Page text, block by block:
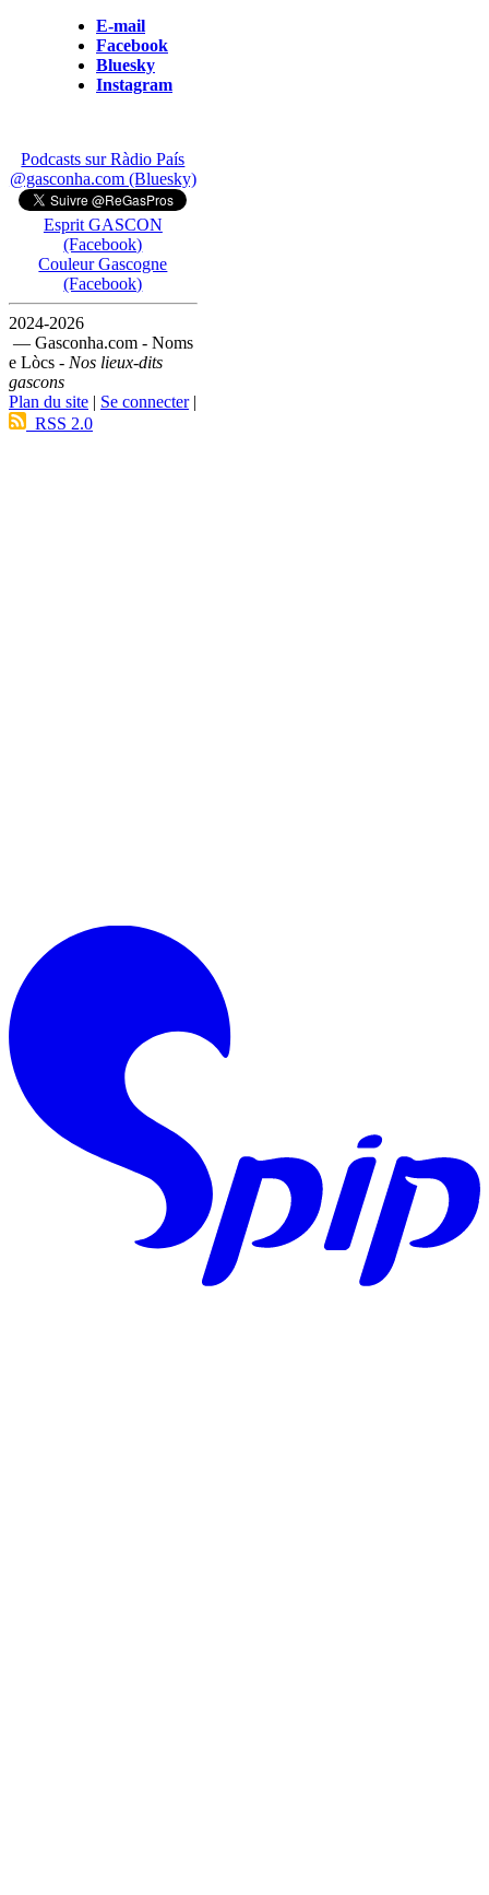
E-mail
Facebook
Bluesky
Instagram
Podcasts sur Ràdio País
@gasconha.com (Bluesky)
Esprit GASCON
(Facebook)
Couleur Gascogne
(Facebook)
2024-2026
— Gasconha.com - Noms
e Lòcs - Nos lieux-dits
gascons
Plan du site | Se connecter|
RSS 2.0